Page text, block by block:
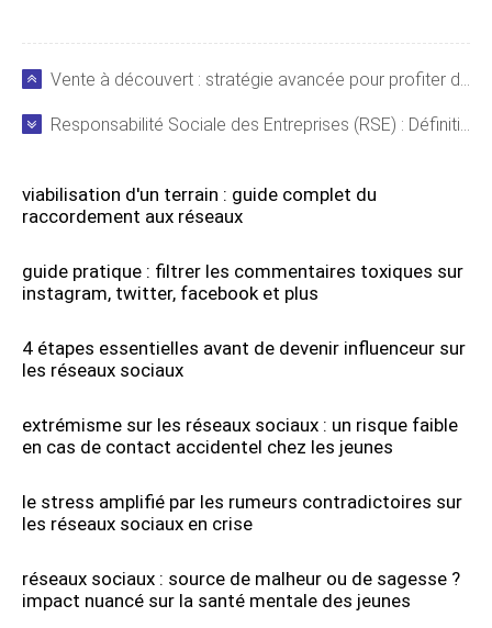
Vente à découvert : stratégie avancée pour profiter des baisses de cours boursiers
Responsabilité Sociale des Entreprises (RSE) : Définition, Pratiques et Critiques
viabilisation d'un terrain : guide complet du
raccordement aux réseaux
guide pratique : filtrer les commentaires toxiques sur
instagram, twitter, facebook et plus
4 étapes essentielles avant de devenir influenceur sur
les réseaux sociaux
extrémisme sur les réseaux sociaux : un risque faible
en cas de contact accidentel chez les jeunes
le stress amplifié par les rumeurs contradictoires sur
les réseaux sociaux en crise
réseaux sociaux : source de malheur ou de sagesse ?
impact nuancé sur la santé mentale des jeunes